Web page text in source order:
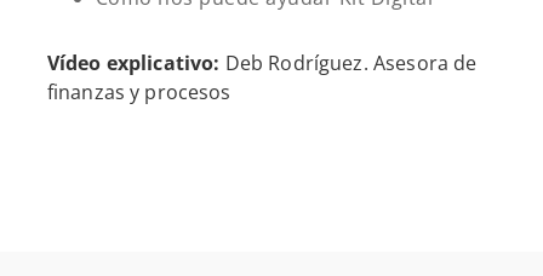
Vídeo explicativo: Deb Rodríguez. Asesora de
finanzas y procesos